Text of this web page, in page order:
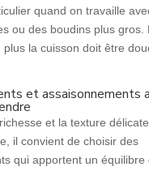
quand on travaille
ou des boudins plus gros.
plus la cuisson doit être
et assaisonnements
et la texture délicate
il convient de choisir des
qui apportent un équilibre